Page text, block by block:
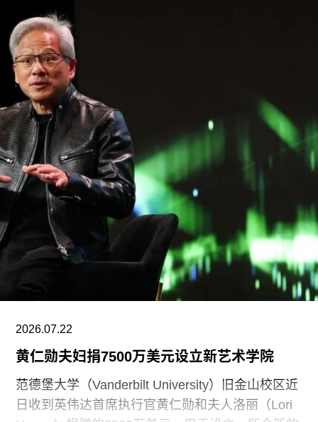
部主管。2015年，他策划了第56届威尼斯双年展新
加坡馆。穆斯塔法还于2018年共同策划了达卡艺术
峰会，目前他正参与筹备将于2026年11月在多哈举
行的首届卡塔尔鲁拜亚四年展（Rubaiya
Qatar）。2017年至2022年，他曾担任柏林世界文
化宫（Haus der Kulturen der Welt）项目委员会成
员。自2025年起，他还担任国际现代艺术博物馆与
收藏委员会（CIMAM）理事。
上一届爱知三年展于2025年举行，主题为“灰烬与
蔷薇之间的时光”（A Time Between Ashes and
Roses），由沙迦艺术基金会主席兼创始人胡尔·卡
西米（Hoor Al Qasimi）担任艺术总监。
2026.07.22
黄仁勋夫妇捐7500万美元设立新艺术学院
范德堡大学（Vanderbilt University）旧金山校区近
日收到英伟达首席执行官黄仁勋和夫人洛丽（Lori